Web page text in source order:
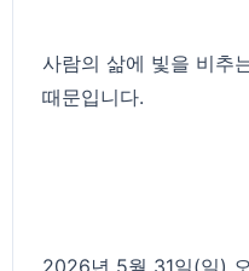
사람의 삶에 빛을 비추
때문입니다.